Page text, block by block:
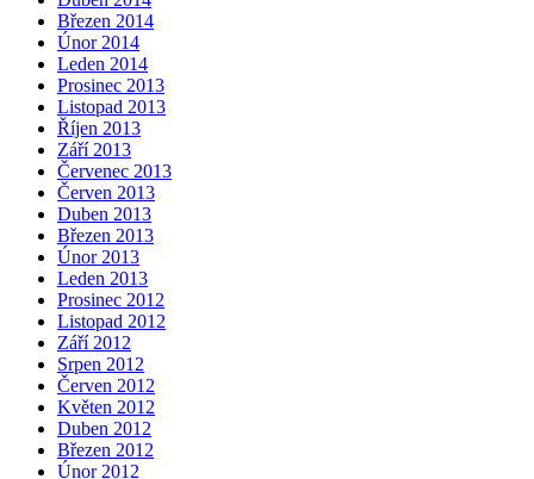
Březen 2014
Únor 2014
Leden 2014
Prosinec 2013
Listopad 2013
Říjen 2013
Září 2013
Červenec 2013
Červen 2013
Duben 2013
Březen 2013
Únor 2013
Leden 2013
Prosinec 2012
Listopad 2012
Září 2012
Srpen 2012
Červen 2012
Květen 2012
Duben 2012
Březen 2012
Únor 2012